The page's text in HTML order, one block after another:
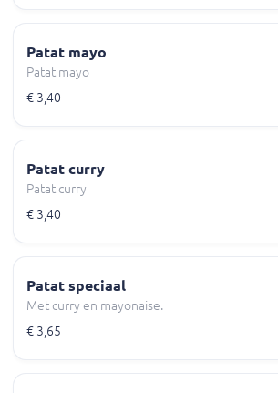
Patat mayo
Patat mayo
€ 3,40
Patat curry
Patat curry
€ 3,40
Patat speciaal
Met curry en mayonaise.
€ 3,65